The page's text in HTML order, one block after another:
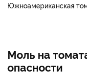
Южноамериканская
Моль на
опасности